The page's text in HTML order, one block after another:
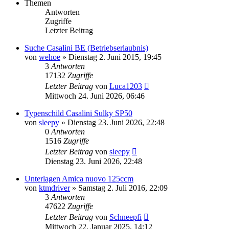
Themen
Antworten
Zugriffe
Letzter Beitrag
Suche Casalini BE (Betriebserlaubnis)
von wehoe » Dienstag 2. Juni 2015, 19:45
3 Antworten
17132 Zugriffe
Letzter Beitrag von Luca1203
Mittwoch 24. Juni 2026, 06:46
Typenschild Casalini Sulky SP50
von sleepy » Dienstag 23. Juni 2026, 22:48
0 Antworten
1516 Zugriffe
Letzter Beitrag von sleepy
Dienstag 23. Juni 2026, 22:48
Unterlagen Amica nuovo 125ccm
von ktmdriver» Samstag 2. Juli 2016, 22:09
3 Antworten
47622 Zugriffe
Letzter Beitrag von Schneepfi
Mittwoch 22. Januar 2025, 14:12